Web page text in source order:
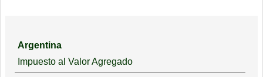
Argentina
Impuesto al Valor Agregado